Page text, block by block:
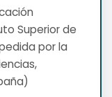
Superior de
por la